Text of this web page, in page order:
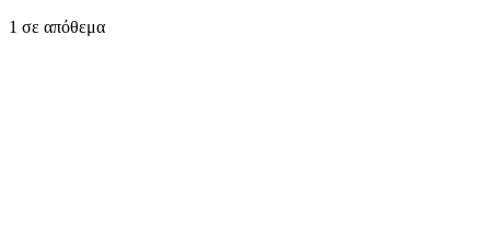
1 σε απόθεμα